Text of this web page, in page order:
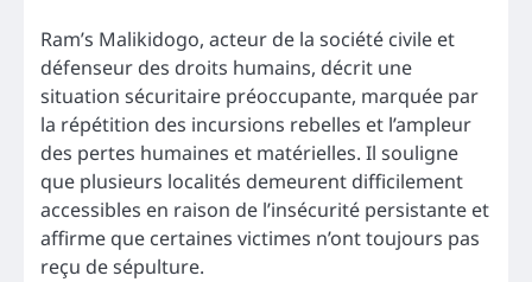
Ram’s Malikidogo, acteur de la société civile et
défenseur des droits humains, décrit une
situation sécuritaire préoccupante, marquée par
la répétition des incursions rebelles et l’ampleur
des pertes humaines et matérielles. Il souligne
que plusieurs localités demeurent difficilement
accessibles en raison de l’insécurité persistante et
affirme que certaines victimes n’ont toujours pas
reçu de sépulture.